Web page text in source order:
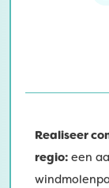
Realiseer
regio: een